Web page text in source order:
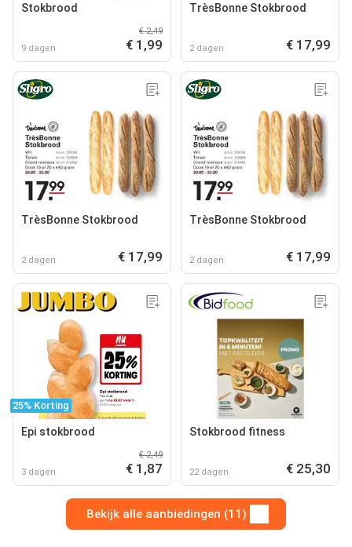
Stokbrood
9 dagen
€ 2,49
€ 1,99
TrèsBonne Stokbrood
2 dagen € 17,99
TrèsBonne Stokbrood
2 dagen € 17,99
TrèsBonne Stokbrood
2 dagen € 17,99
25% Korting
Epi stokbrood
3 dagen
€ 2,49
€ 1,87
Stokbrood fitness
22 dagen € 25,30
Bekijk alle aanbiedingen (11)